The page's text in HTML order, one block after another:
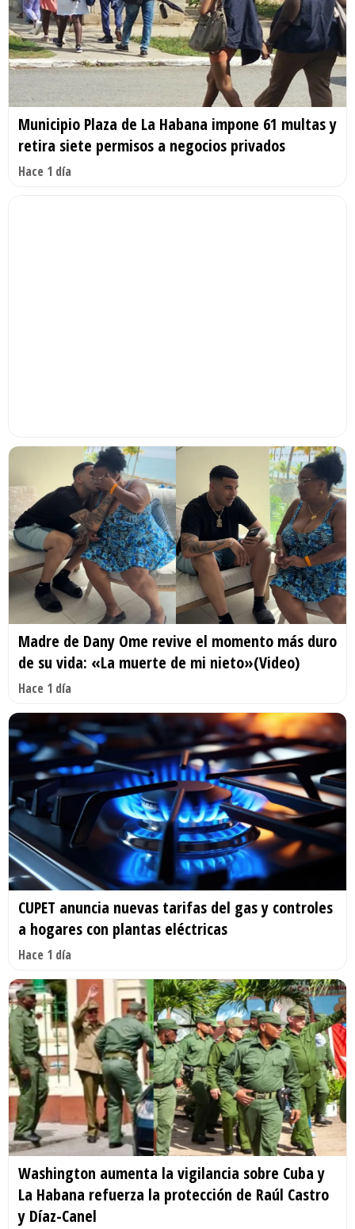
Municipio Plaza de La Habana impone 61 multas y
retira siete permisos a negocios privados
Hace 1 día
Madre de Dany Ome revive el momento más duro
de su vida: «La muerte de mi nieto»(Video)
Hace 1 día
CUPET anuncia nuevas tarifas del gas y controles
a hogares con plantas eléctricas
Hace 1 día
Washington aumenta la vigilancia sobre Cuba y
La Habana refuerza la protección de Raúl Castro
y Díaz-Canel